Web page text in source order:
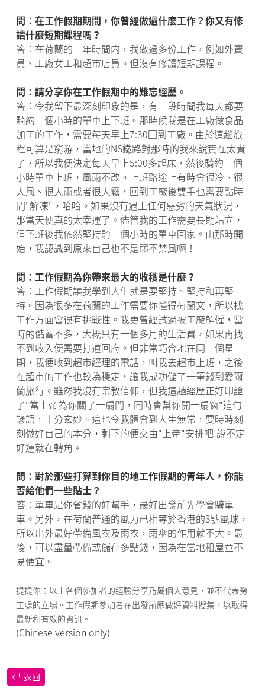
問︰在工作假期期間，你曾經做過什麼工作？你又有修
讀什麼短期課程嗎？
答︰在荷蘭的一年時間内，我做過多份工作，例如外賣
員、工廠女工和超市店員。但沒有修讀短期課程。
問：請分享你在工作假期中的難忘經歷。
答：令我留下最深刻印象的是，有一段時間我每天都要
騎約一個小時的單車上下班。那時候我是在工廠做食品
加工的工作，需要每天早上7:30回到工廠。由於這趟旅
程可算是窮游，當地的NS鐵路對那時的我來說實在太貴
了，所以我便決定每天早上5:00多起床，然後騎約一個
小時單車上班，風雨不改。上班路途上有時會很冷、很
大風、很大雨或者很大霧，回到工廠後雙手也需要點時
間"解凍"，哈哈。如果沒有遇上任何惡劣的天氣狀況，
那當天便真的太幸運了。儘管我的工作需要長期站立，
但下班後我依然堅持騎一個小時的單車回家。由那時開
始，我認識到原來自己也不是弱不禁風啊！
問：工作假期為你帶來最大的收穫是什麼？
答：工作假期讓我學到人生就是要堅持、堅持和再堅
持。因為很多在荷蘭的工作需要你懂得荷蘭文，所以找
工作方面會很有挑戰性。我更曾經試過被工廠解僱，當
時的儲蓄不多，大概只有一個多月的生活費，如果再找
不到收入便需要打道回府。但非常巧合地在同一個星
期，我便收到超市經理的電話，叫我去超市上班，之後
在超市的工作也較為穩定，讓我成功儲了一筆錢到愛爾
蘭旅行。雖然我沒有宗教信仰，但我這趟經歷正好印證
了"當上帝為你關了一扇門，同時會幫你開一扇窗"這句
諺語，十分玄妙。這也令我體會到人生無常，要時時刻
刻做好自己的本分，剩下的便交由"上帝"安排吧!說不定
好運就在轉角。
問：對於那些打算到你目的地工作假期的青年人，你能
否給他們一些貼士？
答：單車是你省錢的好幫手，最好出發前先學會騎單
車。另外，在荷蘭普通的風力已相等於香港的3號風球，
所以出外最好帶備風衣及雨衣，雨傘的作用就不大。最
後，可以盡量帶備或儲存多點錢，因為在當地租屋並不
易便宜。
提提你：以上各個參加者的經驗分享乃屬個人意見，並不代表勞
工處的立場。工作假期參加者在出發前應做好資料搜集，以取得
最新和有效的資訊。
(Chinese version only)
返回